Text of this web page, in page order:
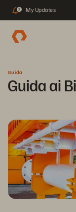
2 My Updates
Guida
Guida ai